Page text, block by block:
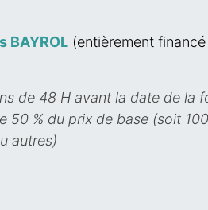
BAYROL (entièrement
de 48 H avant la date de la
50 % du prix de base (soit
autres)